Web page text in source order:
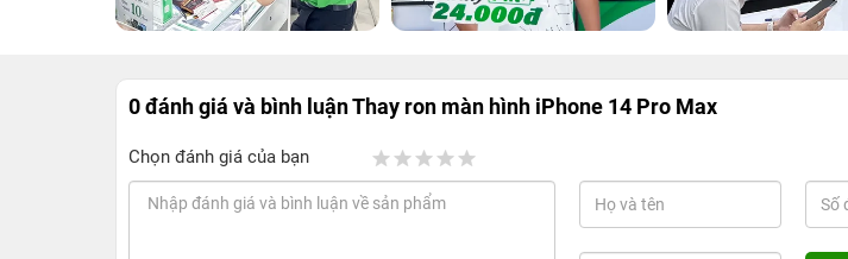
0 đánh giá và bình luậnThay ron màn hình iPhone 14 Pro Max
Chọn đánh giá của bạn